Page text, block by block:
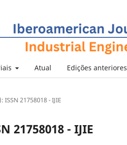
Atual Edições anteriores
ISSN 21758018 - IJIE
21758018 - IJIE